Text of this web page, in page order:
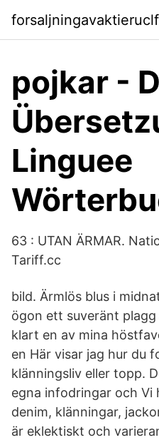
pojkar -
Linguee
63 : UTAN ÄRMAR.
Tariff.cc
bild. Ärmlös blus i
ögon ett suveränt
klart en av mina
en Här visar jag hur du
klänningsliv eller topp.
egna infodringar och Vi
denim, klänningar,
är eklektiskt och